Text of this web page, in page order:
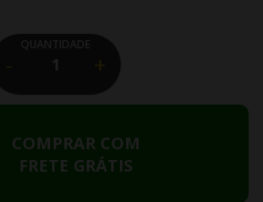
COMPRAR COM
FRETE GRÁTIS